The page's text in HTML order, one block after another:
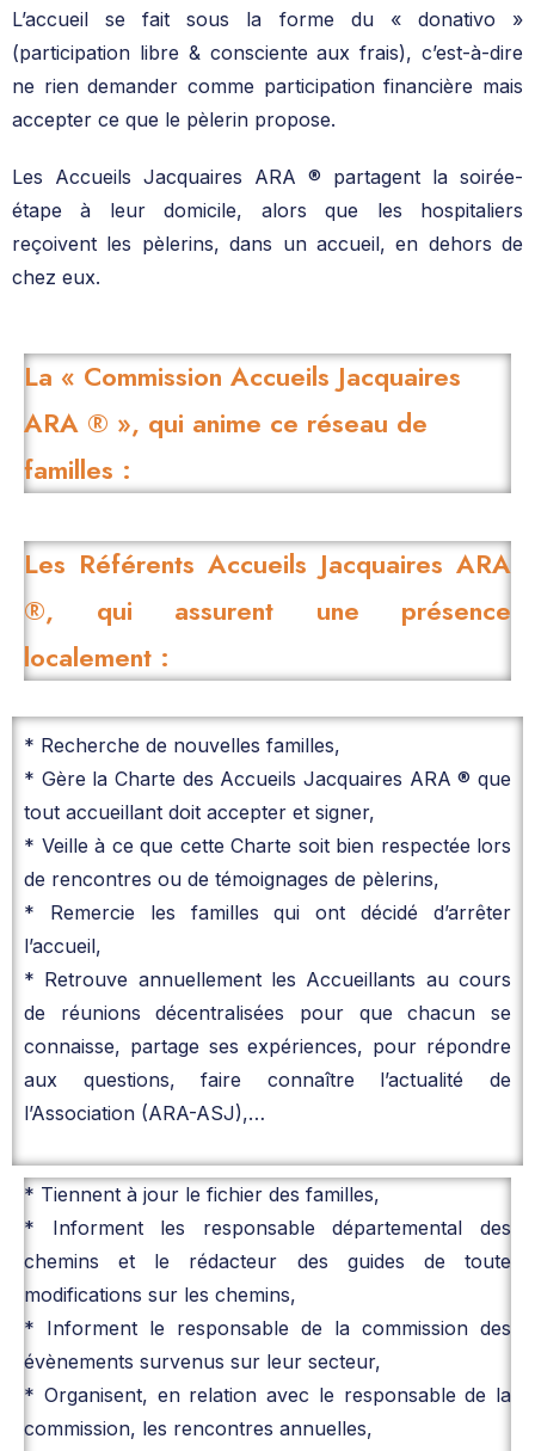
L’accueil se fait sous la forme du « donativo »
(participation libre & consciente aux frais), c’est-à-dire
ne rien demander comme participation financière mais
accepter ce que le pèlerin propose.
Les Accueils Jacquaires ARA ® partagent la soirée-
étape à leur domicile, alors que les hospitaliers
reçoivent les pèlerins, dans un accueil, en dehors de
chez eux.
La « Commission Accueils Jacquaires
ARA ® », qui anime ce réseau de
familles :
Les Référents Accueils Jacquaires ARA
®, qui assurent une présence
localement :
* Recherche de nouvelles familles,
* Gère la Charte des Accueils Jacquaires ARA ® que
tout accueillant doit accepter et signer,
* Veille à ce que cette Charte soit bien respectée lors
de rencontres ou de témoignages de pèlerins,
* Remercie les familles qui ont décidé d’arrêter
l’accueil,
* Retrouve annuellement les Accueillants au cours
de réunions décentralisées pour que chacun se
connaisse, partage ses expériences, pour répondre
aux questions, faire connaître l’actualité de
l’Association (ARA-ASJ),…
* Tiennent à jour le fichier des familles,
* Informent les responsable départemental des
chemins et le rédacteur des guides de toute
modifications sur les chemins,
* Informent le responsable de la commission des
évènements survenus sur leur secteur,
* Organisent, en relation avec le responsable de la
commission, les rencontres annuelles,